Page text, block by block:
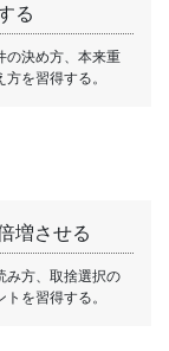
る
の決め方、本来重
を習得する。
増させる
み方、取捨選択の
を習得する。